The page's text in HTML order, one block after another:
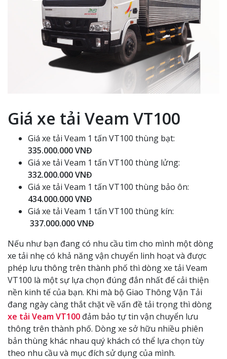
Giá xe tải Veam VT100
Giá xe tải Veam 1 tấn VT100 thùng bạt:
335.000.000 VNĐ
Giá xe tải Veam 1 tấn VT100 thùng lửng:
332.000.000 VNĐ
Giá xe tải Veam 1 tấn VT100 thùng bảo ôn:
434.000.000 VNĐ
Giá xe tải Veam 1 tấn VT100 thùng kín:
337.000.000 VNĐ
Nếu như bạn đang có nhu cầu tìm cho mình một dòng
xe tải nhẹ có khả năng vận chuyển linh hoạt và được
phép lưu thông trên thành phố thì dòng xe tải Veam
VT100 là một sự lựa chọn đúng đắn nhất để cải thiện
nền kinh tế của bạn. Khi mà bộ Giao Thông Vận Tải
đang ngày càng thắt chặt về vấn đề tải trọng thì dòng
xe tải Veam VT100 đảm bảo tự tin vận chuyển lưu
thông trên thành phố. Dòng xe sở hữu nhiều phiên
bản thùng khác nhau quý khách có thể lựa chọn tùy
theo nhu cầu và mục đích sử dụng của mình.